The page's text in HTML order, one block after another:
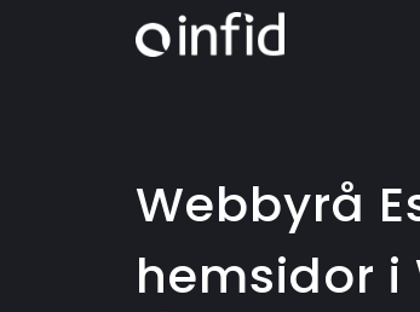
Webbyrå
hemsidor i